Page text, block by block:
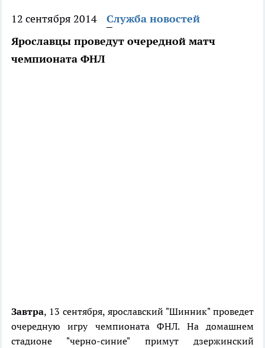
12 сентября 2014
Служба новостей
Ярославцы проведут очередной матч
чемпионата ФНЛ
Завтра, 13 сентября, ярославский "Шинник" проведет
очередную игру чемпионата ФНЛ. На домашнем
стадионе "черно-синие" примут дзержинский